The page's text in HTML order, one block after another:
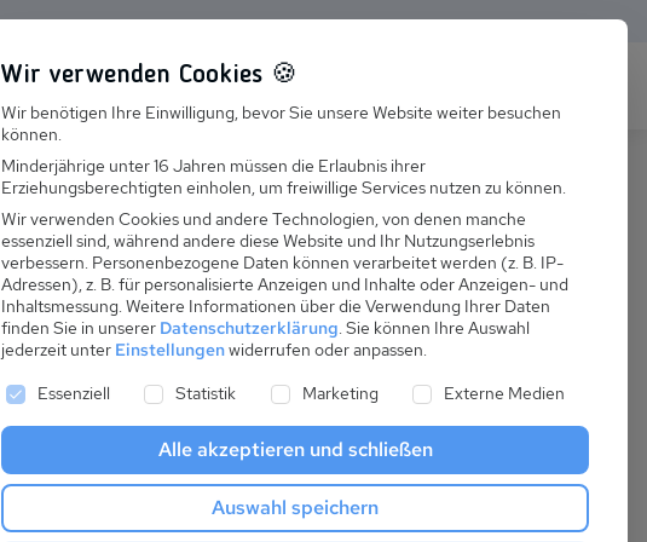
Suchen
Über uns Karriere
Ausbildung
ab
pro Nacht
Anreise
Wir verwenden Cookies 🍪
Wir benötigen Ihre Einwilligung, bevor Sie unsere Website weiter besuchen
können.
Minderjährige unter 16 Jahren müssen die Erlaubnis ihrer
Erziehungsberechtigten einholen, um freiwillige Services nutzen zu können.
Wir verwenden Cookies und andere Technologien, von denen manche
essenziell sind, während andere diese Website und Ihr Nutzungserlebnis
verbessern. Personenbezogene Daten können verarbeitet werden (z. B. IP-
Adressen), z. B. für personalisierte Anzeigen und Inhalte oder Anzeigen- und
Inhaltsmessung. Weitere Informationen über die Verwendung Ihrer Daten
finden Sie in unserer Datenschutzerklärung. Sie können Ihre Auswahl
jederzeit unter Einstellungenwiderrufen oder anpassen.
Es folgt eine Liste der Service-Gruppen, für die eine Einwilligung
Essenziell Statistik Marketing Externe Medien
Alle akzeptieren und schließen
Auswahl speichern